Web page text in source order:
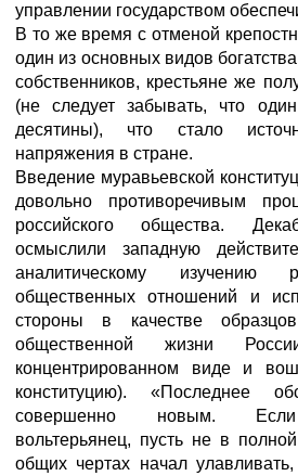
управлении государством
В то же время с отменой
один из основных видов
собственников, крестьяне же
(не следует забывать, что
десятины), что стало
напряжения в стране.
Введение муравьевской
довольно противоречивым
российского общества.
осмыслили западную
аналитическому изучению
общественных отношений и
стороны в качестве
общественной жизни
концентрированном виде и
конституцию). «Последнее
совершенно новым. Если
вольтерьянец, пусть не в
общих чертах начал